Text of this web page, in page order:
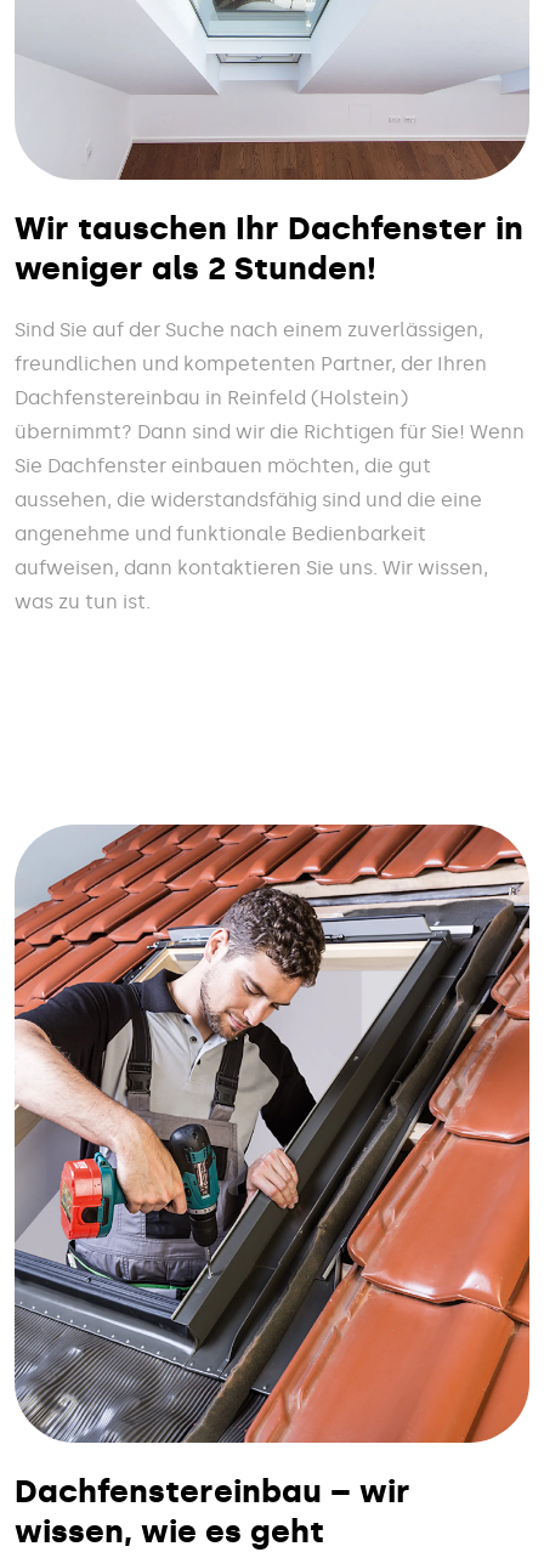
Wir tauschen Ihr Dachfenster in
weniger als 2 Stunden!
Sind Sie auf der Suche nach einem zuverlässigen,
freundlichen und kompetenten Partner, der Ihren
Dachfenstereinbau in Reinfeld (Holstein)
übernimmt? Dann sind wir die Richtigen für Sie! Wenn
Sie Dachfenster einbauen möchten, die gut
aussehen, die widerstandsfähig sind und die eine
angenehme und funktionale Bedienbarkeit
aufweisen, dann kontaktieren Sie uns. Wir wissen,
was zu tun ist.
Dachfenstereinbau – wir
wissen, wie es geht